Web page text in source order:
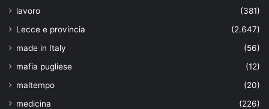
lavoro
(381)
Lecce e provincia
(2.647)
made in Italy
(56)
mafia pugliese
(12)
maltempo
(20)
medicina
(226)